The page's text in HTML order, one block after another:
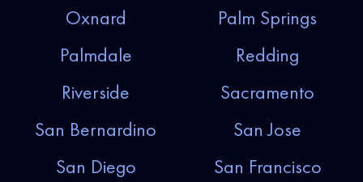
Oxnard
Palm Springs
Palmdale
Redding
Riverside
Sacramento
San Bernardino
San Jose
San Diego
San Francisco